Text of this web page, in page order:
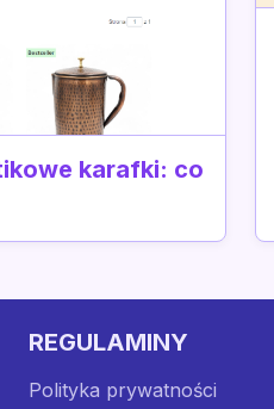
karafki: co
REGULAMINY
Polityka prywatności